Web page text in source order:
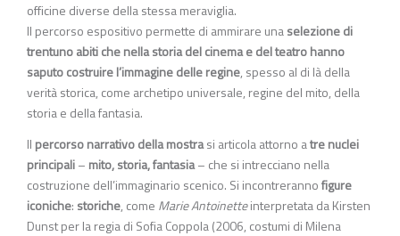
officine diverse della stessa meraviglia.
Il percorso espositivo permette di ammirare unaselezione di
trentuno abiti che nella storia del cinema e del teatro hanno
saputo costruire l’immagine delle regine, spesso al di là della
verità storica, come archetipo universale, regine del mito, della
storia e della fantasia.
Il percorso narrativo della mostrasi articola attorno atre nuclei
principali– mito, storia, fantasia– che si intrecciano nella
costruzione dell’immaginario scenico. Si incontrerannofigure
iconiche: storiche, come Marie Antoinetteinterpretata da Kirsten
Dunst per la regia di Sofia Coppola (2006, costumi di Milena